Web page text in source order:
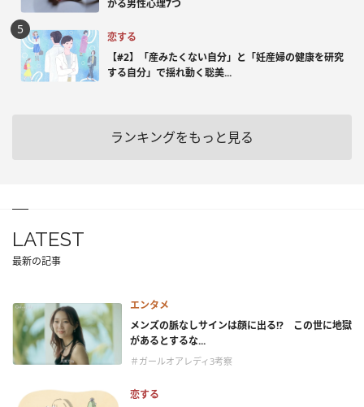
かる男性心理7つ
恋する
【#2】「産みたくない自分」と「妊産婦の健康を研究
する自分」で揺れ動く聡美...
ランキングをもっと見る
LATEST
最新の記事
エンタメ
メンズの脈なしサインは顔に出る!? この世に地獄
があるとするな...
＃ガールオアレディ3考察
恋する